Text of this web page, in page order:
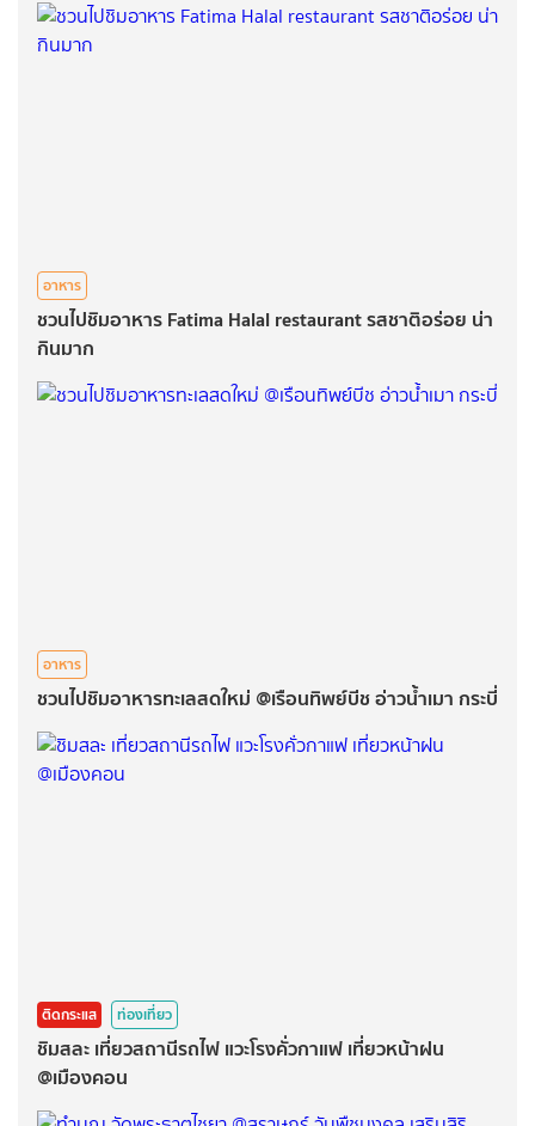
อาหาร
ชวนไปชิมอาหาร Fatima Halal restaurant รสชาติอร่อย น่า
กินมาก
อาหาร
ชวนไปชิมอาหารทะเลสดใหม่ @เรือนทิพย์บีช อ่าวน้ำเมา กระบี่
ติดกระแส ท่องเที่ยว
ชิมสละ เที่ยวสถานีรถไฟ แวะโรงคั่วกาแฟ เที่ยวหน้าฝน
@เมืองคอน